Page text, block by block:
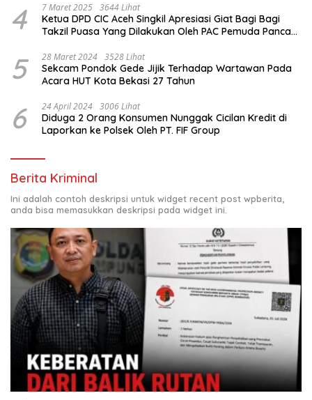
4 7 Maret 2025 3644 Lihat
Ketua DPD CIC Aceh Singkil Apresiasi Giat Bagi Bagi
Takzil Puasa Yang Dilakukan Oleh PAC Pemuda Panca
Meriah Kabupaten Aceh Singkil
5 28 Maret 2024 3528 Lihat
Sekcam Pondok Gede Jijik Terhadap Wartawan Pada
Acara HUT Kota Bekasi 27 Tahun
6 24 April 2024 3006 Lihat
Diduga 2 Orang Konsumen Nunggak Cicilan Kredit di
Laporkan ke Polsek Oleh PT. FIF Group
Berita Kriminal
Ini adalah contoh deskripsi untuk widget recent post wpberita,
anda bisa memasukkan deskripsi pada widget ini.